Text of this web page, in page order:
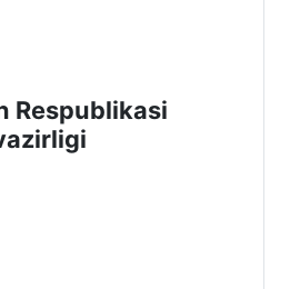
Respublikasi